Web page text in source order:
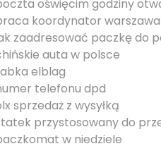
oświęcim godziny
koordynator warszawa
zaadresować paczkę do
auta w polsce
elblag
telefonu dpd
sprzedaż z wysyłką
przystosowany do
w niedziele